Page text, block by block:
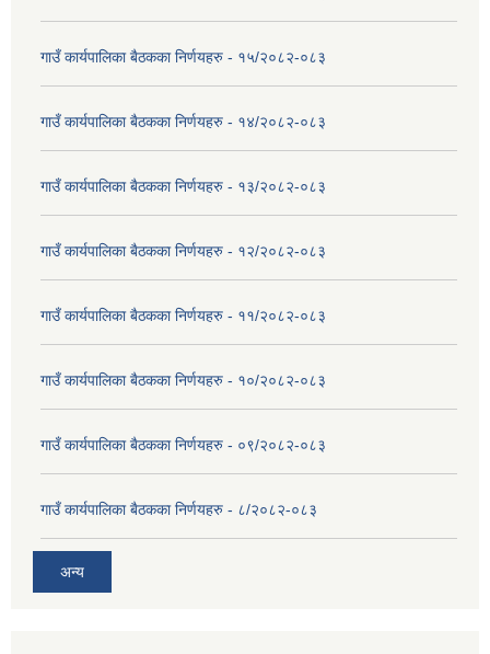
गाउँ कार्यपालिका बैठकका निर्णयहरु - १५/२०८२-०८३
गाउँ कार्यपालिका बैठकका निर्णयहरु - १४/२०८२-०८३
गाउँ कार्यपालिका बैठकका निर्णयहरु - १३/२०८२-०८३
गाउँ कार्यपालिका बैठकका निर्णयहरु - १२/२०८२-०८३
गाउँ कार्यपालिका बैठकका निर्णयहरु - ११/२०८२-०८३
गाउँ कार्यपालिका बैठकका निर्णयहरु - १०/२०८२-०८३
गाउँ कार्यपालिका बैठकका निर्णयहरु - ०९/२०८२-०८३
गाउँ कार्यपालिका बैठकका निर्णयहरु - ८/२०८२-०८३
अन्य